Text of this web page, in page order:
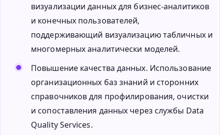
визуализации данных для бизнес-аналитиков
и конечных пользователей,
поддерживающий визуализацию табличных и
многомерных аналитически моделей.
Повышение качества данных. Использование
организационных баз знаний и сторонних
справочников для профилирования, очистки
и сопоставления данных через службы Data
Quality Services.